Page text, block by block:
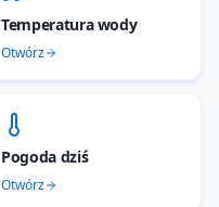
Temperatura wody
Otwórz
Pogoda dziś
Otwórz